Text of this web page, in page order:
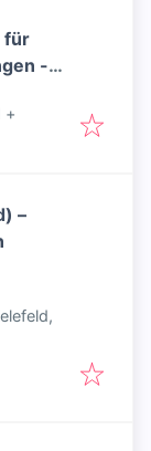
für
-
+
–